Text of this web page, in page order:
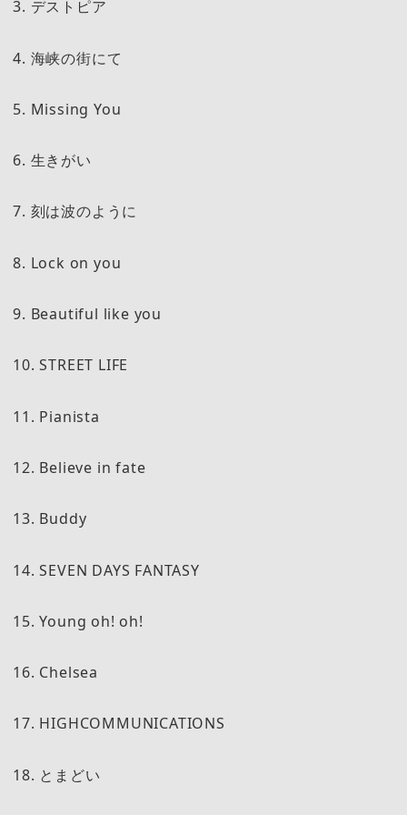
3. デストピア
4. 海峡の街にて
5. Missing You
6. 生きがい
7. 刻は波のように
8. Lock on you
9. Beautiful like you
10. STREET LIFE
11. Pianista
12. Believe in fate
13. Buddy
14. SEVEN DAYS FANTASY
15. Young oh! oh!
16. Chelsea
17. HIGHCOMMUNICATIONS
18. とまどい